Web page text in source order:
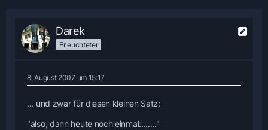
Darek
Erleuchteter
8. August 2007 um 15:17
... und zwar für diesen kleinen Satz:
"also, dann heute noch einmal:......."